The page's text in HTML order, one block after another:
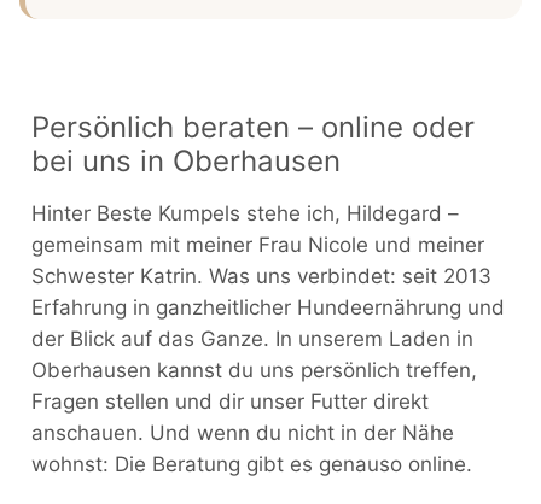
Persönlich beraten – online oder
bei uns in Oberhausen
Hinter Beste Kumpels stehe ich, Hildegard –
gemeinsam mit meiner Frau Nicole und meiner
Schwester Katrin. Was uns verbindet: seit 2013
Erfahrung in ganzheitlicher Hundeernährung und
der Blick auf das Ganze. In unserem Laden in
Oberhausen kannst du uns persönlich treffen,
Fragen stellen und dir unser Futter direkt
anschauen. Und wenn du nicht in der Nähe
wohnst: Die Beratung gibt es genauso online.